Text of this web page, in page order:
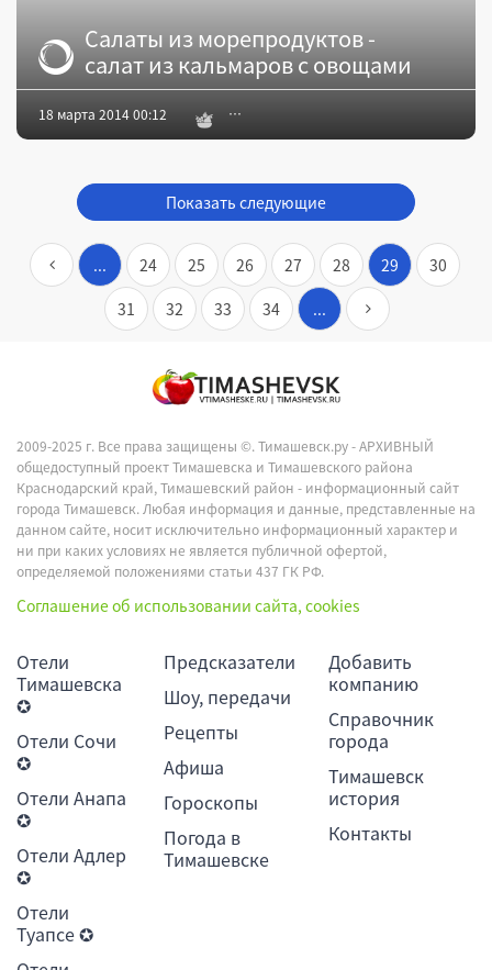
Салаты из морепродуктов -
салат из кальмаров с овощами
18 марта 2014 00:12
Показать следующие
... 24 25 26 27 28 29
30
31
32 33 34 ...
2009-2025 г. Все права защищены ©.Тимашевск.ру - АРХИВНЫЙ
общедоступный проект Тимашевска и Тимашевского района
Краснодарский край, Тимашевский район - информационный сайт
города Тимашевск. Любая информация и данные, представленные на
данном сайте, носит исключительно информационный характер и
ни при каких условиях не является публичной офертой,
определяемой положениями статьи 437 ГК РФ.
Соглашение об использовании сайта, cookies
Отели
Тимашевска
✪
Отели Сочи
✪
Отели Анапа
✪
Отели Адлер
✪
Отели
Туапсе ✪
Предсказатели
Шоу, передачи
Рецепты
Афиша
Гороскопы
Погода в
Тимашевске
Добавить
компанию
Справочник
города
Тимашевск
история
Контакты